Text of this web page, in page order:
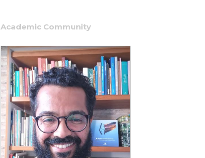
Academic Community